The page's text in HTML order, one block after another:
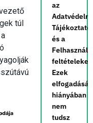
túl
az
Adatvédelmi
Tájékoztatót
és a
feltételeket.
Ezek
hiányában
nem
tudsz